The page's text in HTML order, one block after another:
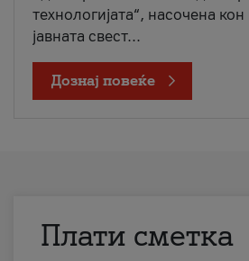
технологијата“, насочена
јавната свест...
Дознај повеќе
Плати сметка